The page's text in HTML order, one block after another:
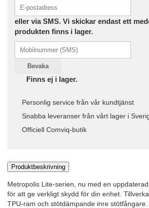
eller via SMS. Vi skickar endast ett
produkten finns i lager.
Bevaka
Finns ej i lager.
Personlig service från vår kundtjänst
Snabba leveranser från vårt lager i
Officiell Comviq-butik
Produktbeskrivning
Metropolis Lite-serien, nu med en
för att ge verkligt skydd för din enhet.
TPU-ram och stötdämpande inre